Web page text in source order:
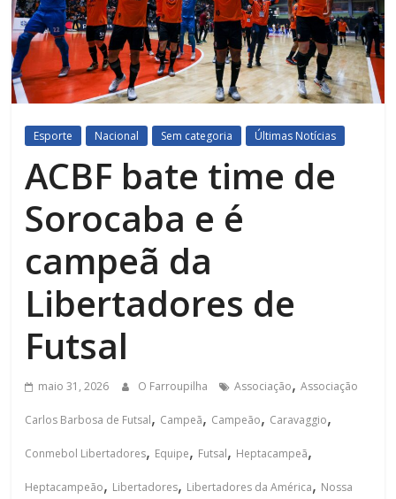
Esporte Nacional Sem categoria Últimas Notícias
ACBF bate time de
Sorocaba e é
campeã da
Libertadores de
Futsal
maio 31, 2026 O Farroupilha Associação,Associação
Carlos Barbosa de Futsal, Campeã, Campeão, Caravaggio,
Conmebol Libertadores, Equipe, Futsal, Heptacampeã,
Heptacampeão, Libertadores, Libertadores da América, Nossa